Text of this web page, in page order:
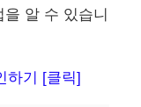
알 수 있습니
하기 [클릭]